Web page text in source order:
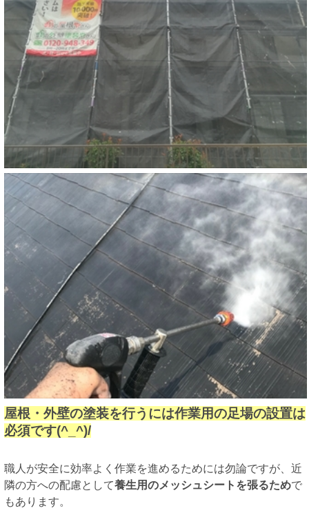
屋根・外壁の塗装を行うには作業用の足場の設置は
必須です(^_^)/
職人が安全に効率よく作業を進めるためには勿論ですが、近
隣の方への配慮として養生用のメッシュシートを張るためで
もあります。